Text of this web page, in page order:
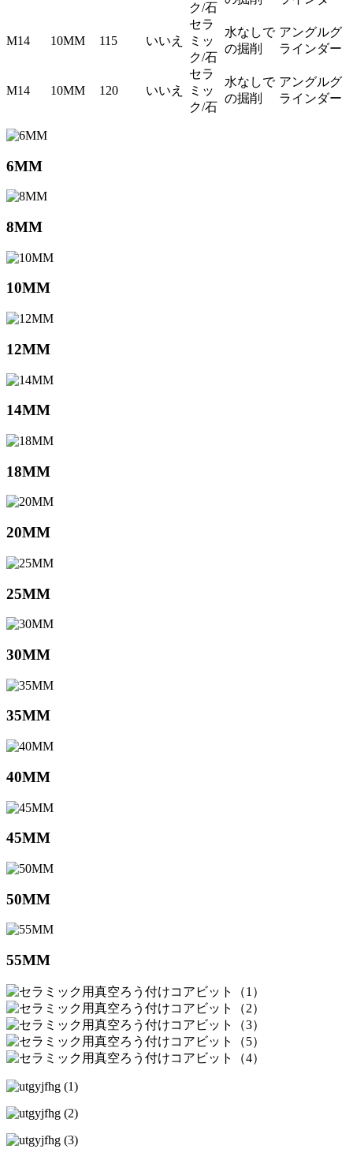
ク/石
M14 10MM 115 いいえ
セラ
ミッ
ク/石
水なしで
の掘削
アングルグ
ラインダー
M14 10MM 120 いいえ
セラ
ミッ
ク/石
水なしで
の掘削
アングルグ
ラインダー
6MM
8MM
10MM
12MM
14MM
18MM
20MM
25MM
30MM
35MM
40MM
45MM
50MM
55MM